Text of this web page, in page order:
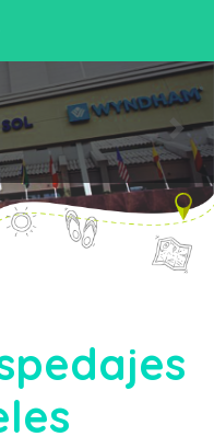
Next